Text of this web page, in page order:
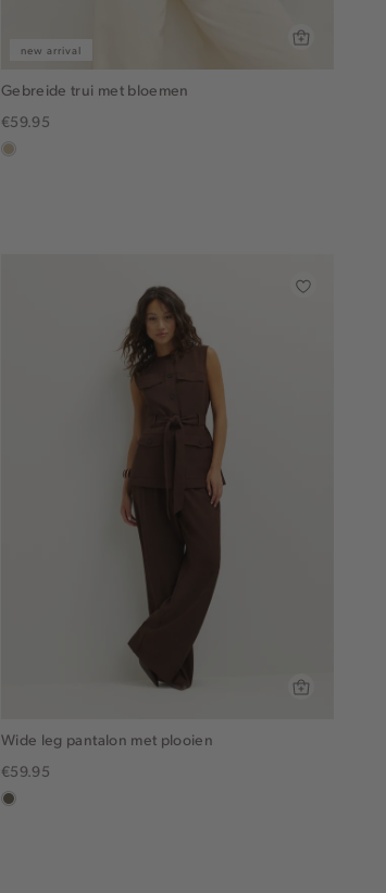
new arrival
Gebreide trui met bloemen
€59.95
lichtzand
Wide leg pantalon met plooien
€59.95
middenbruin